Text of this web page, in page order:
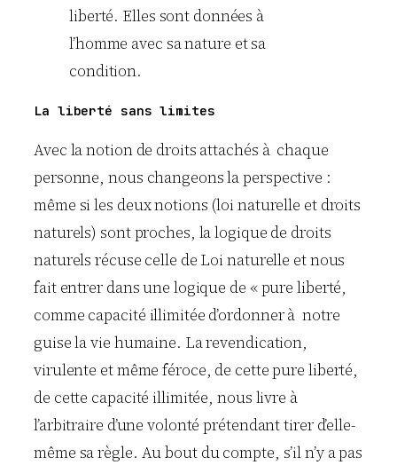
liberté. Elles sont données à
l’homme avec sa nature et sa
condition.
La liberté sans limites
Avec la notion de droits attachés à chaque
personne, nous changeons la perspective :
même si les deux notions (loi naturelle et droits
naturels) sont proches, la logique de droits
naturels récuse celle de Loi naturelle et nous
fait entrer dans une logique de « pure liberté,
comme capacité illimitée d’ordonner à notre
guise la vie humaine. La revendication,
virulente et même féroce, de cette pure liberté,
de cette capacité illimitée, nous livre à
l’arbitraire d’une volonté prétendant tirer d’elle-
même sa règle. Au bout du compte, s’il n’y a pas